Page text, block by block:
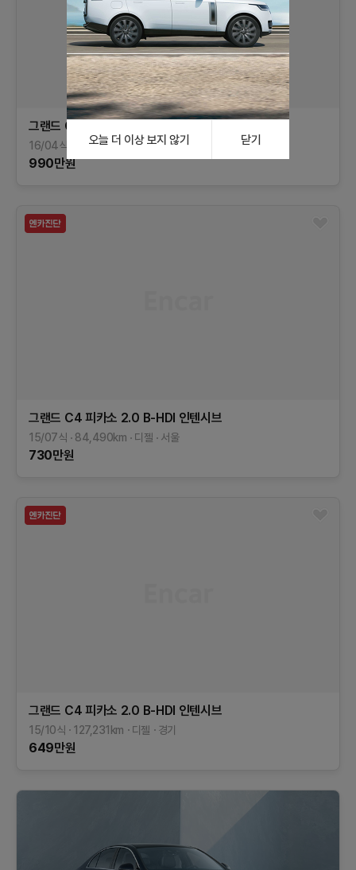
그랜드 C4 피카소
16/04식 72,038 km 디젤 경기
990만원
그랜드 C4 피카소 2.0 B-HDI 인텐시브
15/07식 84,490km 디젤 서울
730만원
그랜드 C4 피카소 2.0 B-HDI 인텐시브
15/10식 127,231 km 디젤 경기
649만원
오늘 더 이상 보지 않기 닫기